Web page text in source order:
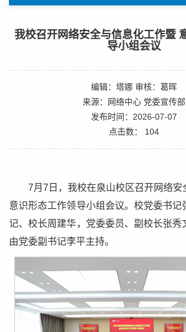
我校召开网络安全与信息化工作暨
导小组会议
编辑：塔娜 审核：葛晖
来源：网络中心 党委宣传部
发布时间：2026-07-07
点击数： 104
7月7日，我校在泉山校区召开网络安
意识形态工作领导小组会议。校党委书记
记、校长周建华，党委委员、副校长张秀
由党委副书记李平主持。